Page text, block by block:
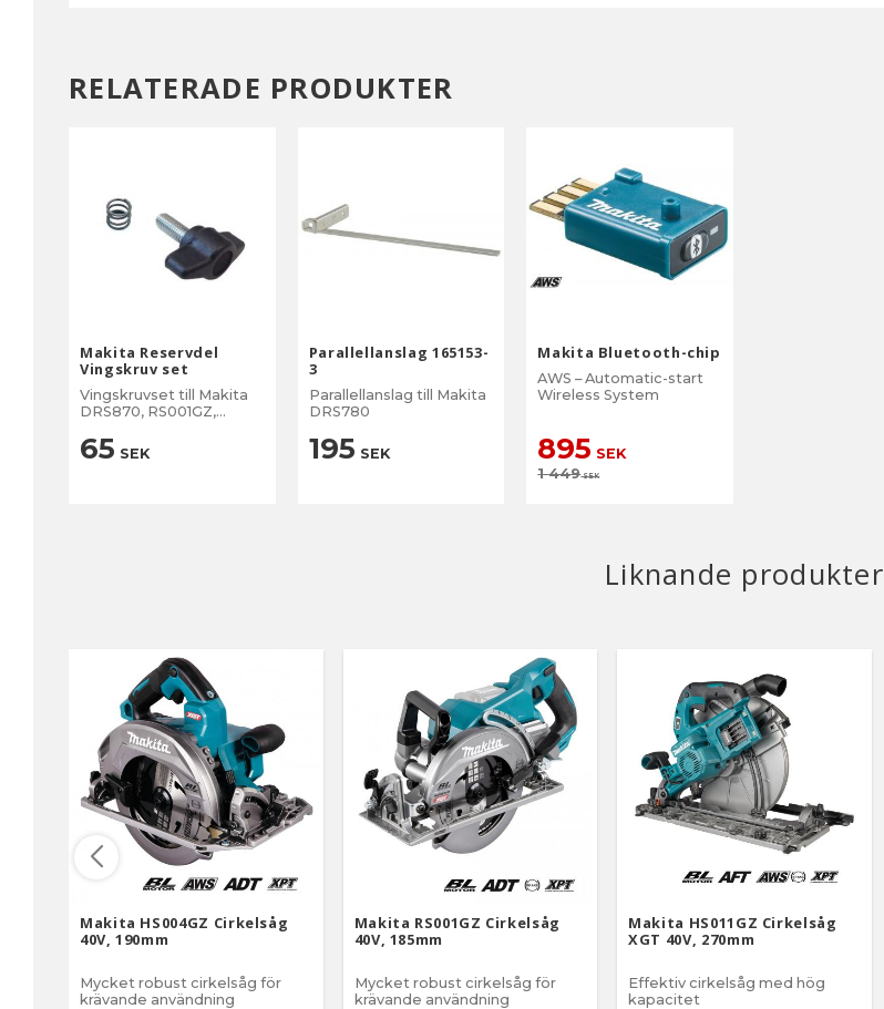
RELATERADE PRODUKTER
Makita Reservdel
Vingskruv set
Vingskruvset till Makita
DRS870, RS001GZ,
65 SEK
Parallellanslag 165153-
3
Parallellanslag till Makita
DRS780
195 SEK
Makita Bluetooth-chip
AWS – Automatic-start
Wireless System
895 SEK
1 449SEK
Liknande produkter
Makita HS004GZ Cirkelsåg
40V, 190mm
Mycket robust cirkelsåg för
krävande användning
Makita RS001GZ Cirkelsåg
40V, 185mm
Mycket robust cirkelsåg för
krävande användning
Makita HS011GZ Cirkelsåg
XGT 40V, 270mm
Effektiv cirkelsåg med hög
kapacitet